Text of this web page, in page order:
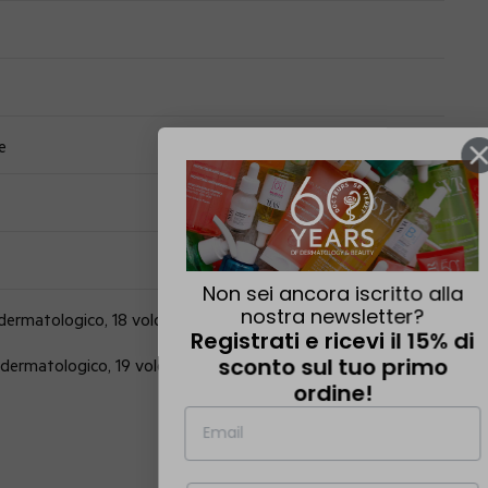
18 volontari, applicazione quotidiana per 28
19 volontari, applicazione quotidiana per 28
Non sei ancora iscritto alla
nostra newsletter?
Registrati e ricevi il 15% di
sconto sul tuo primo
ordine!